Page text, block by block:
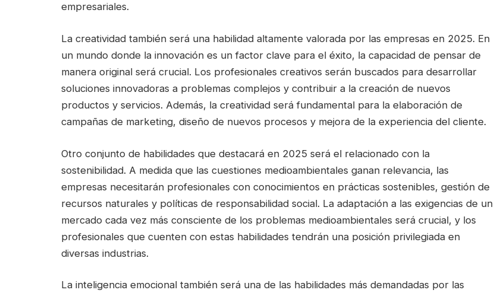
empresariales.
La creatividad también será una habilidad altamente valorada por las empresas en 2025. En
un mundo donde la innovación es un factor clave para el éxito, la capacidad de pensar de
manera original será crucial. Los profesionales creativos serán buscados para desarrollar
soluciones innovadoras a problemas complejos y contribuir a la creación de nuevos
productos y servicios. Además, la creatividad será fundamental para la elaboración de
campañas de marketing, diseño de nuevos procesos y mejora de la experiencia del cliente.
Otro conjunto de habilidades que destacará en 2025 será el relacionado con la
sostenibilidad. A medida que las cuestiones medioambientales ganan relevancia, las
empresas necesitarán profesionales con conocimientos en prácticas sostenibles, gestión de
recursos naturales y políticas de responsabilidad social. La adaptación a las exigencias de un
mercado cada vez más consciente de los problemas medioambientales será crucial, y los
profesionales que cuenten con estas habilidades tendrán una posición privilegiada en
diversas industrias.
La inteligencia emocional también será una de las habilidades más demandadas por las